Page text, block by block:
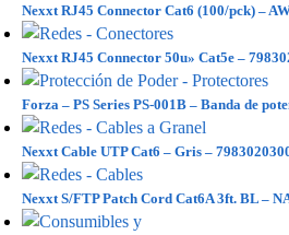
Nexxt RJ45 Connector Cat6 (100/pck) –
Nexxt RJ45 Connector 50u» Cat5e –
Forza – PS Series PS-001B – Banda de
Nexxt Cable UTP Cat6 – Gris –
Nexxt S/FTP Patch Cord Cat6A 3ft. BL –